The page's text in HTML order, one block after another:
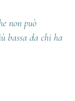
non può
bassa da chi ha